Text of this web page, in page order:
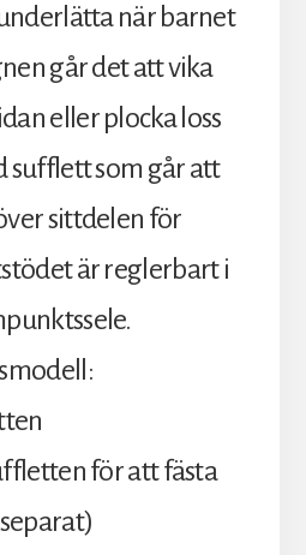
när barnet
går det att vika
eller plocka loss
sufflett som går att
sittdelen för
är reglerbart i
för att fästa